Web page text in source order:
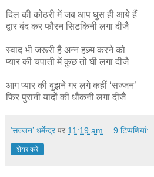
दिल की कोठरी में जब आप घुस ही आये हैं
द्वार बंद कर फौरन सिटकिनी लगा दीजै
स्वाद भी जरूरी है अन्न हज़्म करने को
प्यार की चपाती में कुछ तो घी लगा दीजै
आग प्यार की बुझने गर लगे कहीं ‘सज्जन’
फिर पुरानी यादों की धौंकनी लगा दीजै
‘सज्जन’ धर्मेन्द्र पर 11:19 am 9 टिप्‍पणियां:
शेयर करें